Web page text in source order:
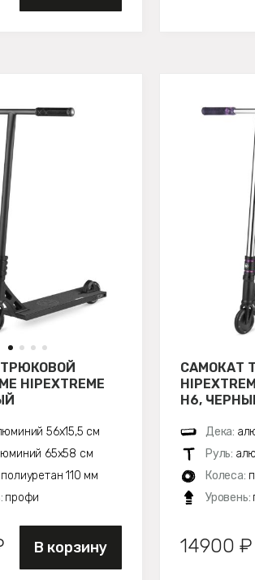
HIPEXTREME
56х15,5 см
65x58 см
полиуретан 110 мм
профи
В корзину
САМОКАТ
H6,
Дека:
Руль:
Колеса:
Уровень:
14900 ₽